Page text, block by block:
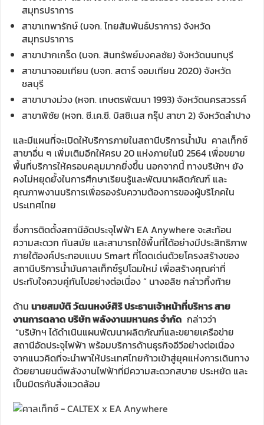
สมุทรปราการ
สาขาเทพารักษ์ (บจก. ไทยสัมพันธ์ปราการ) จังหวัด
สมุทรปราการ
สาขาปากเกร็ด (บจก. สินทรัพย์มงคลชัย) จังหวัดนนทบุรี
สาขานาจอมเทียน (บจก. สตาร์ จอมเทียน 2020) จังหวัด
ชลบุรี
สาขาบางม่วง (หจก. เกษตรพัฒนา 1993) จังหวัดนครสวรรค์
สาขาพิชัย (หจก. ซี.เค.ซี. บิสซิเนส กรุ๊ป สาขา 2) จังหวัดลำปาง
และมีแผนที่จะเปิดให้บริการภายในสถานีบริการน้ำมัน คาลเท็กซ์
สาขาอื่น ๆ เพิ่มเติมอีกให้ครบ 20 แห่งภายในปี 2564 เพื่อขยาย
พื้นที่บริการให้ครอบคลุมมากยิ่งขึ้น นอกจากนี้ ทางบริษัทฯ ยัง
คงไม่หยุดยั้งในการศึกษาเรียนรู้และพัฒนาผลิตภัณฑ์ และ
คุณภาพงานบริการเพื่อรองรับความต้องการของผู้บริโภคใน
ประเทศไทย
ซึ่งการติดตั้งสถานีอัดประจุไฟฟ้า EA Anywhere จะสะท้อน
ความสะดวก ทันสมัย และสามารถใช้พื้นที่ได้อย่างมีประสิทธิภาพ
ภายใต้องค์ประกอบแบบ Smart ที่โดดเด่นด้วยโครงสร้างของ
สถานีบริการน้ำมันคาลเท็กซ์รูปโฉมใหม่ เพื่อสร้างคุณค่าที่
ประทับใจควบคู่กันไปอย่างต่อเนื่อง ” นางอลิซ กล่าวทิ้งท้าย
ด้านนายสมบัติวัฒนหงษ์ศิริ ประธานเจ้าหน้าที่บริหาร สาย
งานการตลาด บริษัท พลังงานมหานคร จำกัด กล่าวว่า
“บริษัทฯ ได้ดำเนินแผนพัฒนาผลิตภัณฑ์และขยายเครือข่าย
สถานีอัดประจุไฟฟ้า พร้อมบริการด้านธุรกิจอีวีอย่างต่อเนื่อง
จากแนวคิดที่จะนำพาให้ประเทศไทยก้าวเข้าสู่ยุคแห่งการเดินทาง
ด้วยยานยนต์พลังงานไฟฟ้าที่มีความสะดวกสบาย ประหยัด และ
เป็นมิตรกับสิ่งแวดล้อม